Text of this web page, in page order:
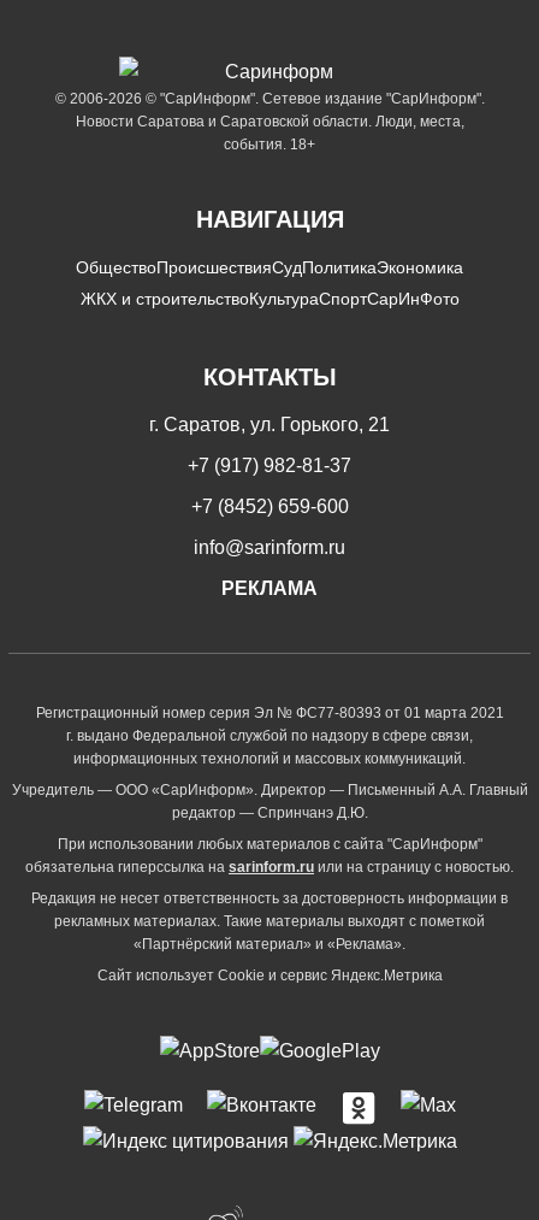
© 2006-2026 © "СарИнформ". Сетевое издание "СарИнформ".
Новости Саратова и Саратовской области. Люди, места,
события. 18+
НАВИГАЦИЯ
ОбществоПроисшествияСудПолитикаЭкономика
ЖКХ и строительствоКультураСпортСарИнФото
КОНТАКТЫ
г. Саратов, ул. Горького, 21
+7 (917) 982-81-37
+7 (8452) 659-600
info@sarinform.ru
РЕКЛАМА
Регистрационный номер серия Эл № ФС77-80393 от 01 марта 2021
г. выдано Федеральной службой по надзору в сфере связи,
информационных технологий и массовых коммуникаций.
Учредитель — ООО «СарИнформ». Директор — Письменный А.А. Главный
редактор — Спринчанэ Д.Ю.
При использовании любых материалов с сайта "СарИнформ"
обязательна гиперссылка на sarinform.ru или на страницу с новостью.
Редакция не несет ответственность за достоверность информации в
рекламных материалах. Такие материалы выходят с пометкой
«Партнёрский материал» и «Реклама».
Сайт использует Cookie и сервиc Яндекс.Метрика